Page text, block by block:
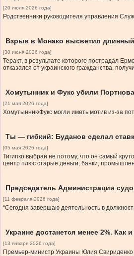
[20 июля 2026 года]
Родственники руководителя управления
Взрыв в Монако высветил
[30 июня 2026 года]
Теракт, в результате которого пострадал
отказался от украинского гражданства,
Хомутынник и Фукс убили
[21 мая 2026 года]
Хомутынник/Фукс могли иметь мотив из-за
Ты — гибкий: Буданов сделал
[05 мая 2026 года]
Тигипко выбран не потому, что он самый
центр плюс старые деньги, банки,
Председатель Администрации
[11 февраля 2026 года]
“Сегодня завершаю деятельность в
Украине достанется менее 2%. Как
[13 января 2026 года]
Премьер-министр Украины Юлия Свириденко